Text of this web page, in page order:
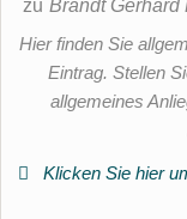
Hier finden Sie
Eintrag. Stellen
allgemeines
Klicken Sie hier